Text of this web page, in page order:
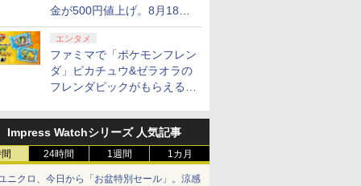
金が500円値上げ。8月18日
より1,500円から受付
エンタメ
ファミマで「ポケモンフレン
ダ」ピカチュウ&ゼラオラの
フレンダピックがもらえるキ
Impress Watchシリーズ 人気記事
24時間 1週間 1カ月
ニクロ、今日から「お盆特別セール」。涼感